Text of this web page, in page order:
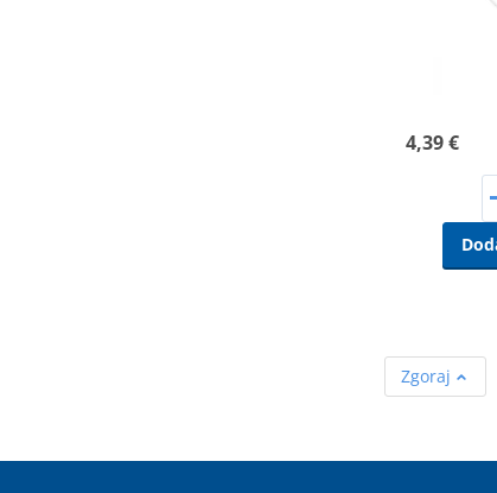
4,39 €
Zgoraj